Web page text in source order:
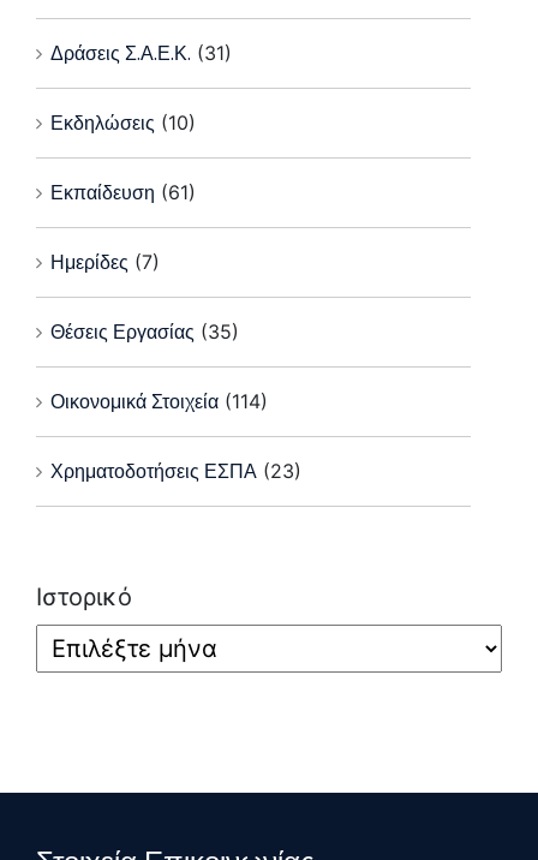
Δράσεις Σ.Α.Ε.Κ. (31)
Εκδηλώσεις (10)
Εκπαίδευση (61)
Ημερίδες (7)
Θέσεις Εργασίας (35)
Οικονομικά Στοιχεία (114)
Χρηματοδοτήσεις ΕΣΠΑ (23)
Ιστορικό